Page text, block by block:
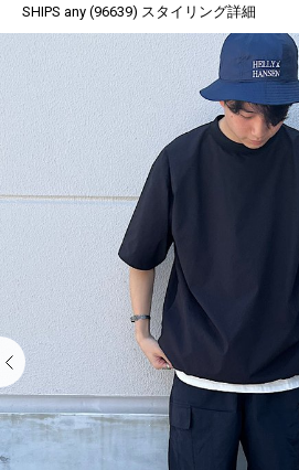
SHIPS any (96639) スタイリング詳細